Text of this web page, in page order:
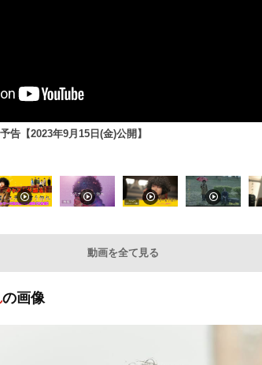
告【2023年9月15日(金)公開】
動画を全て見る
の画像